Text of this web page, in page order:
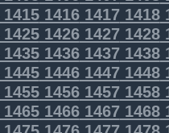
141614171418
142614271428
143614371438
144614471448
145614571458
146614671468